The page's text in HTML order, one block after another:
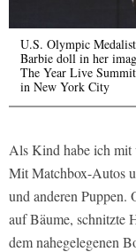
U.S. Olympic
Barbie doll in her
The Year Live
in New York City
Als Kind habe ich mit
Mit Matchbox-Autos
und anderen Puppen.
auf Bäume, schnitzte
dem nahegelegenen